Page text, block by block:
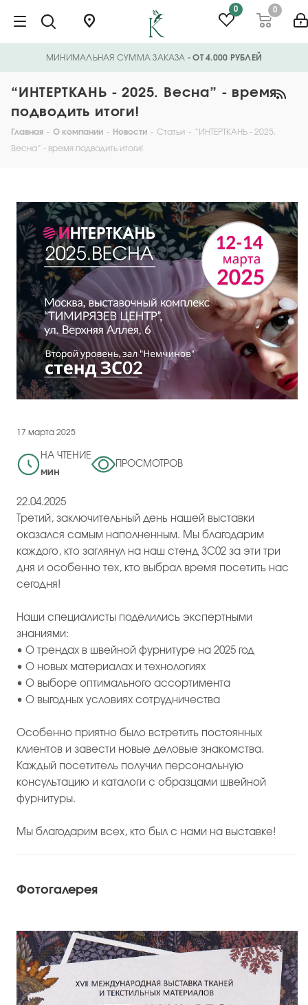
0 0
МИНИМАЛЬНАЯ СУММА ЗАКАЗА - ОТ 4.000 РУБЛЕЙ
“ИНТЕРТКАНЬ - 2025. Весна” - время
подводить итоги!
Главная - О компании - Новости - Статьи - “ИНТЕРТКАНЬ - 2025.
Весна” - время подводить итоги!
17 марта 2025
НА ЧТЕНИЕ
мин
ПРОСМОТРОВ
22.04.2025
Третий, заключительный день нашей выставки
оказался самым наполненным. Мы благодарим
каждого, кто заглянул на наш стенд 3С02 за эти три
дня и особенно тех, кто выбрал время посетить нас
сегодня!
Наши специалисты поделились экспертными
знаниями:
• О трендах в швейной фурнитуре на 2025 год
• О новых материалах и технологиях
• О выборе оптимального ассортимента
• О выгодных условиях сотрудничества
Особенно приятно было встретить постоянных
клиентов и завести новые деловые знакомства.
Каждый посетитель получил персональную
консультацию и каталоги с образцами швейной
фурнитуры.
Мы благодарим всех, кто был с нами на выставке!
Фотогалерея